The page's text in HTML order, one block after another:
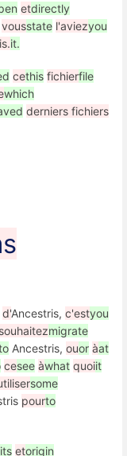
etdirectly
vousstate l'aviezyou
it.
cethis fichierfile
which
derniers fichiers
d'Ancestris, c'estyou
souhaitezmigrate
Ancestris, ouor àat
cesee àwhat quoiit
some
pourto
its etorigin